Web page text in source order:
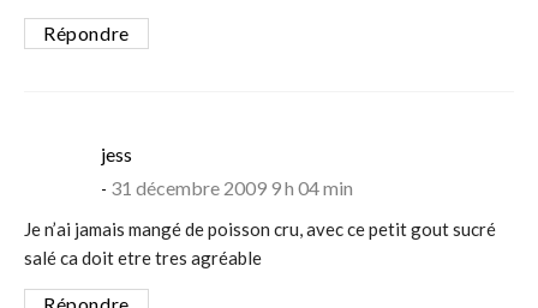
Répondre
jess
31 décembre 2009 9 h 04 min
Je n’ai jamais mangé de poisson cru, avec ce petit gout sucré
salé ca doit etre tres agréable